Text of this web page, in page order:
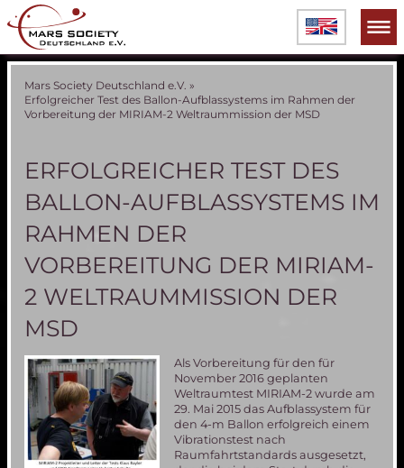
Mars Society Deutschland e.V. »
Erfolgreicher Test des Ballon-Aufblassystems im Rahmen der
Vorbereitung der MIRIAM-2 Weltraummission der MSD
ERFOLGREICHER TEST DES
BALLON-AUFBLASSYSTEMS IM
RAHMEN DER
VORBEREITUNG DER MIRIAM-
2 WELTRAUMMISSION DER
MSD
Als Vorbereitung für den für
November 2016 geplanten
Weltraumtest MIRIAM-2 wurde am
29. Mai 2015 das Aufblassystem für
den 4-m Ballon erfolgreich einem
Vibrationstest nach
Raumfahrtstandards ausgesetzt,